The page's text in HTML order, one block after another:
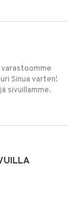
Sinua varten!
sivuillamme.